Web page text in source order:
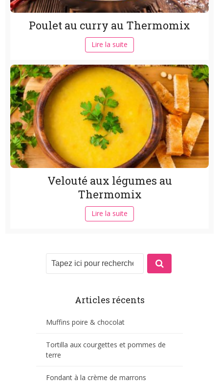
Poulet au curry au Thermomix
Lire la suite
Velouté aux légumes au
Thermomix
Lire la suite
Articles récents
Muffins poire & chocolat
Tortilla aux courgettes et pommes de
terre
Fondant à la crème de marrons